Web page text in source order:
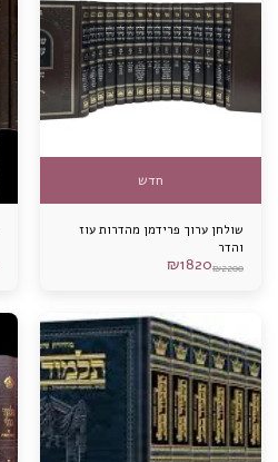
חדש
שולחן ערוך פרידמן מהדרות עוז
והדר
₪2200
₪1820